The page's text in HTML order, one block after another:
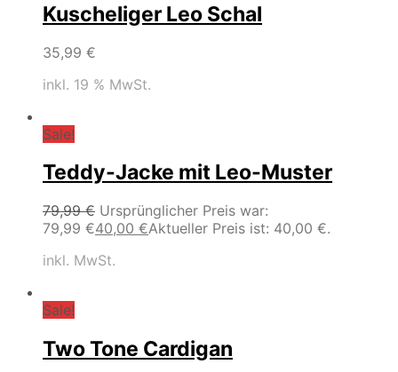
Kuscheliger Leo Schal
35,99 €
inkl. 19 % MwSt.
Sale!
Teddy-Jacke mit Leo-Muster
79,99€ Ursprünglicher Preis war:
79,99 €40,00 €Aktueller Preis ist: 40,00 €.
inkl. MwSt.
Sale!
Two Tone Cardigan